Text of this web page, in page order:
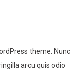
theme. Nunc
arcu quis odio